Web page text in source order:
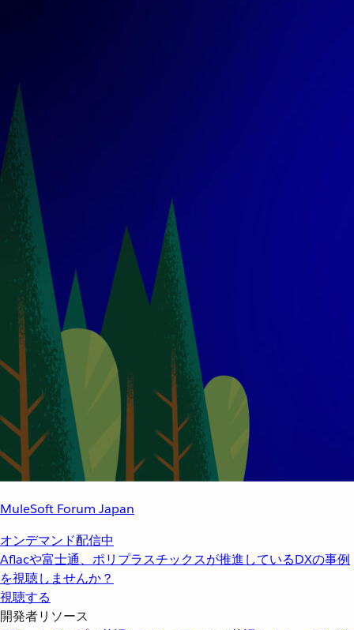
MuleSoft Forum Japan
オンデマンド配信中
Aflacや富士通、ポリプラスチックスが推進しているDXの事例
を視聴しませんか？
視聴する
開発者リソース